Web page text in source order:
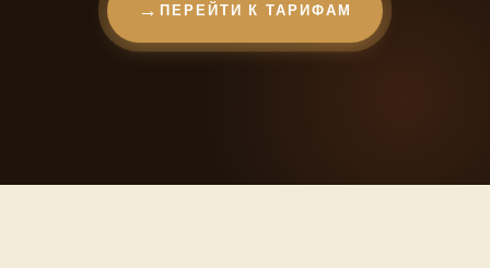
ПЕРЕЙТИ К ТАРИФАМ